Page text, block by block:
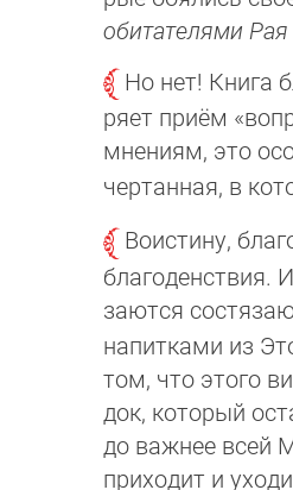
оби­тателями
Но нет! Книга
ря­ет приём
мне­ниям, это
чер­тан­ная, в
Воистину,
благоденствия.
заются
напитками из
том, что этого
док, который
до важнее всей
приходит и